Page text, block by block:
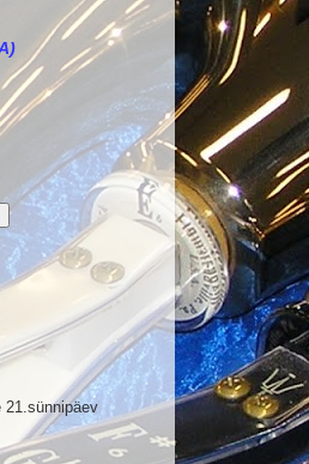
21.sünnipäev